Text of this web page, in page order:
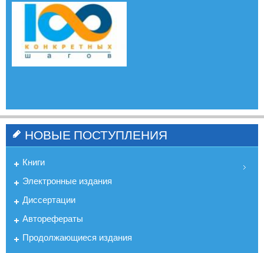
НОВЫЕ ПОСТУПЛЕНИЯ
Книги
Электронные издания
Диссертации
Авторефераты
Продолжающиеся издания